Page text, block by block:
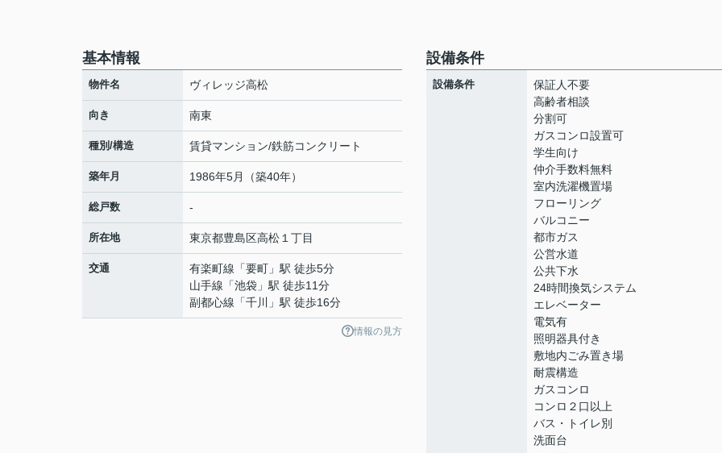
基本情報
物件名 ヴィレッジ高松
向き 南東
種別/構造 賃貸マンション/鉄筋コンクリート
築年月 1986年5月（築40年）
総戸数 -
所在地 東京都豊島区高松 １丁目
交通 有楽町線 「要町 」駅 徒歩5分
山手線 「池袋 」駅 徒歩11分
副都心線 「千川 」駅 徒歩16分
情報の見方
設備条件
設備条件
保証人不要
高齢者相談
分割可
ガスコンロ設置可
学生向け
仲介手数料無料
室内洗濯機置場
フローリング
バルコニー
都市ガス
公営水道
公共下水
24時間換気システム
エレベーター
電気有
照明器具付き
敷地内ごみ置き場
耐震構造
ガスコンロ
コンロ２口以上
バス・トイレ別
洗面台